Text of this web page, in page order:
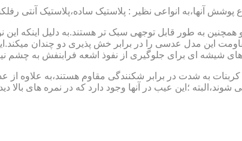
به طور قابل توجهی سبک تر هستند.به دلیل اینکه
این مدل عدسی را در برابر خش پذیری دو چندان
شیشه ای برای جلوگیری از نفوذ اشعه فرابنفش به
به شدت در برابر شکنندگی مقاوم هستند،به علاوه
؛این عیب در آنها وجود دارد که در نمره های بالا